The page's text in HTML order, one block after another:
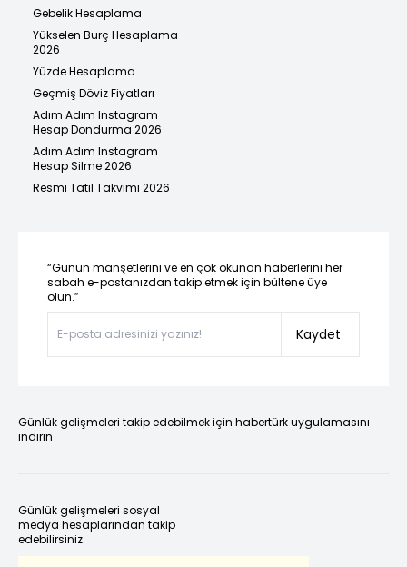
Gebelik Hesaplama
Yükselen Burç Hesaplama
2026
Yüzde Hesaplama
Geçmiş Döviz Fiyatları
Adım Adım Instagram
Hesap Dondurma 2026
Adım Adım Instagram
Hesap Silme 2026
Resmi Tatil Takvimi 2026
“Günün manşetlerini ve en çok okunan haberlerini her
sabah e-postanızdan takip etmek için bültene üye
olun.”
Kaydet
Günlük gelişmeleri takip edebilmek için habertürk uygulamasını
indirin
Günlük gelişmeleri sosyal
medya hesaplarından takip
edebilirsiniz.